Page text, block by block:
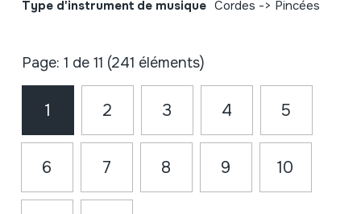
Type d'instrument de musique Cordes -> Pincées
Page: 1 de 11 (241 éléments)
1 2 3 4 5
6 7 8 9 10